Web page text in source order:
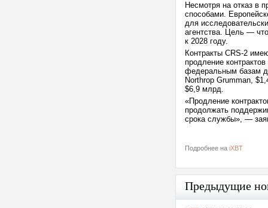
Несмотря на отказ в
способами.
для
агентства. Цель —
к 2028 году.
Контракты CRS-2
продление
федеральным базам
Northrop Grumman,
$6,9 млрд.
«Продление
продолжать
срока службы», —
Подробнее на iXBT
Предыдущие